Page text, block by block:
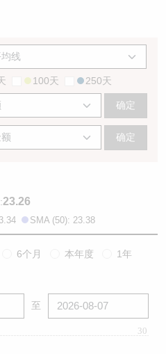
100天 250天
确定
确定
:23.26
SMA (50): 23.38
6个月 本年度 1年
至
30